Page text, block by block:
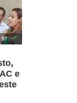
97 
e